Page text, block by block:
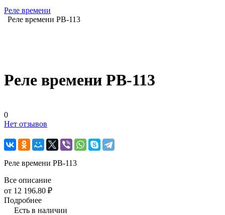
Реле времени
Реле времени РВ-113
Реле времени РВ-113
0
Нет отзывов
Реле времени РВ-113
Все описание
от 12 196.80 ₽
Подробнее
Есть в наличии